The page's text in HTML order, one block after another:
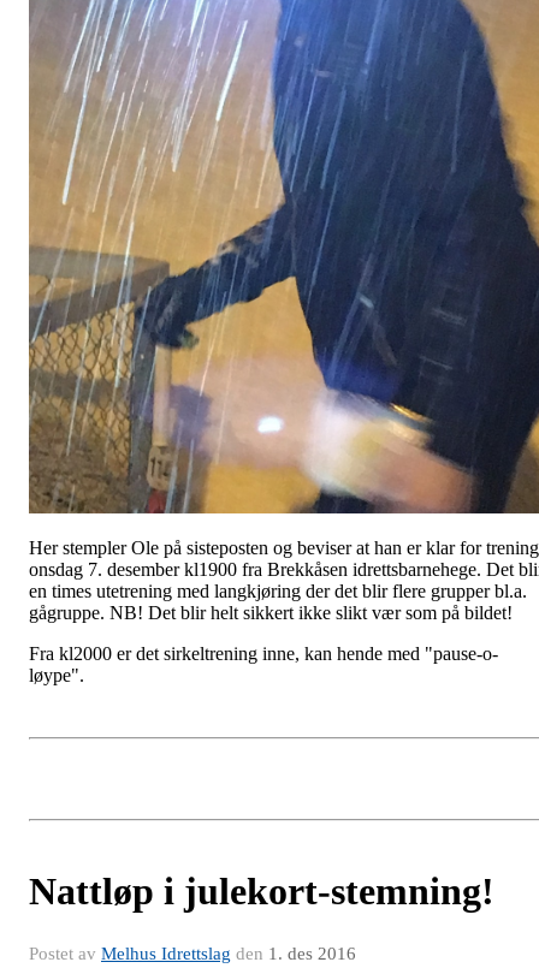
Her stempler Ole på sisteposten og beviser at han er klar for trening
onsdag 7. desember kl1900 fra Brekkåsen idrettsbarnehege. Det
en times utetrening med langkjøring der det blir flere grupper bl.a.
gågruppe. NB! Det blir helt sikkert ikke slikt vær som på bildet!
Fra kl2000 er det sirkeltrening inne, kan hende med "pause-o-
løype".
Nattløp i julekort-stemning!
Postet av Melhus Idrettslag den 1. des 2016